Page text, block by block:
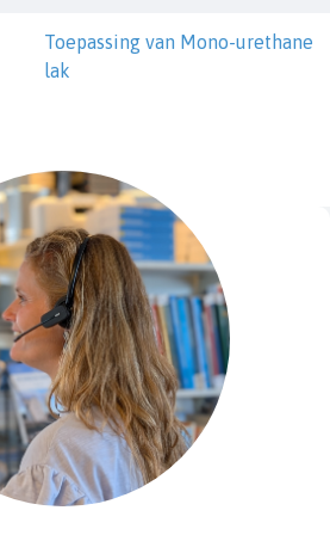
Toepassing van Mono-urethane
lak